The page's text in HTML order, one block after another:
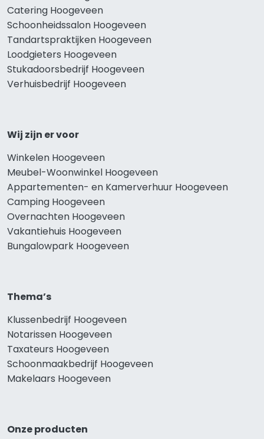
Catering Hoogeveen
Schoonheidssalon Hoogeveen
Tandartspraktijken Hoogeveen
Loodgieters Hoogeveen
Stukadoorsbedrijf Hoogeveen
Verhuisbedrijf Hoogeveen
Wij zijn er voor
Winkelen Hoogeveen
Meubel-Woonwinkel Hoogeveen
Appartementen- en Kamerverhuur Hoogeveen
Camping Hoogeveen
Overnachten Hoogeveen
Vakantiehuis Hoogeveen
Bungalowpark Hoogeveen
Thema’s
Klussenbedrijf Hoogeveen
Notarissen Hoogeveen
Taxateurs Hoogeveen
Schoonmaakbedrijf Hoogeveen
Makelaars Hoogeveen
Onze producten